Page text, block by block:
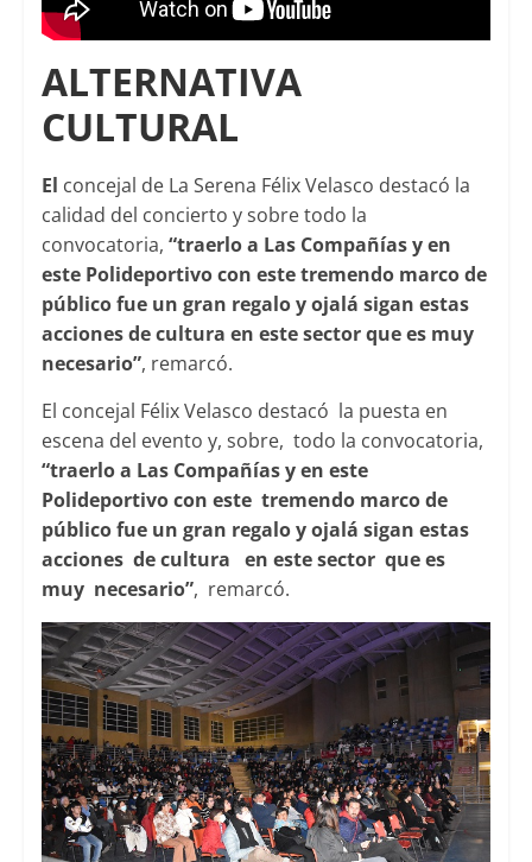
ALTERNATIVA
CULTURAL
El concejal de La Serena Félix Velasco destacó la
calidad del concierto y sobre todo la
convocatoria, “traerlo a Las Compañías y en
este Polideportivo con este tremendo marco de
público fue un gran regalo y ojalá sigan estas
acciones de cultura en este sector que es muy
necesario”, remarcó.
El concejal Félix Velasco destacó la puesta en
escena del evento y, sobre, todo la convocatoria,
“traerlo a Las Compañías y en este
Polideportivo con este tremendo marco de
público fue un gran regalo y ojalá sigan estas
acciones de cultura en este sector que es
muy necesario”, remarcó.